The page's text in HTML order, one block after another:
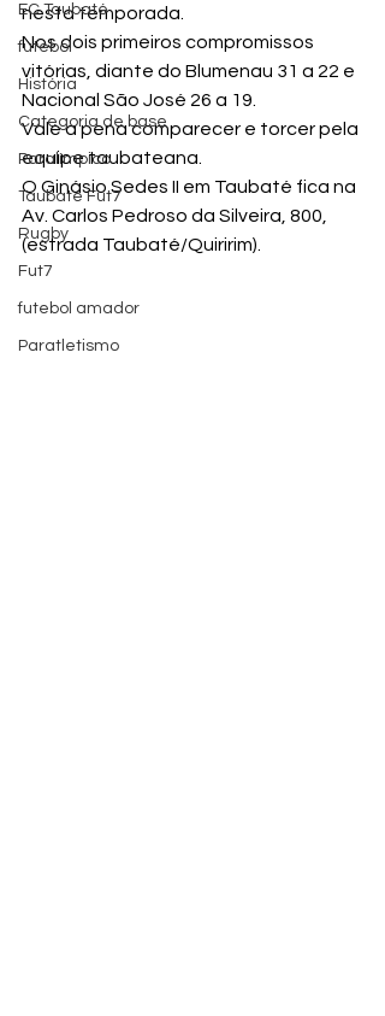
EC Taubaté
futebol
História
Categoria de base
Paralímpico
Taubaté Fut7
Rugby
Fut7
futebol amador
Paratletismo
nesta temporada.
Nos dois primeiros compromissos
vitórias, diante do Blumenau 31 a 22 e
Nacional São José 26 a 19.
Vale a pena comparecer e torcer pela
equipe taubateana.
O Ginásio Sedes II em Taubaté fica na
Av. Carlos Pedroso da Silveira, 800,
(estrada Taubaté/Quiririm).